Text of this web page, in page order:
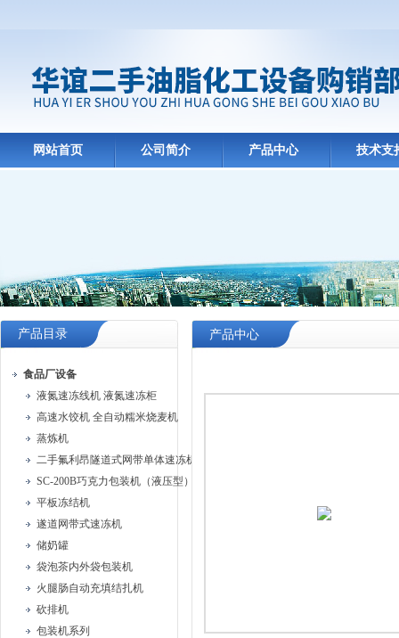
网站首页 公司简介 产品中心 技术支
产品目录
食品厂设备
液氮速冻线机 液氮速冻柜
高速水饺机 全自动糯米烧麦机
蒸炼机
二手氟利昂隧道式网带单体速冻机
SC-200B巧克力包装机（液压型）
平板冻结机
遂道网带式速冻机
储奶罐
袋泡茶内外袋包装机
火腿肠自动充填结扎机
砍排机
包装机系列
产品中心